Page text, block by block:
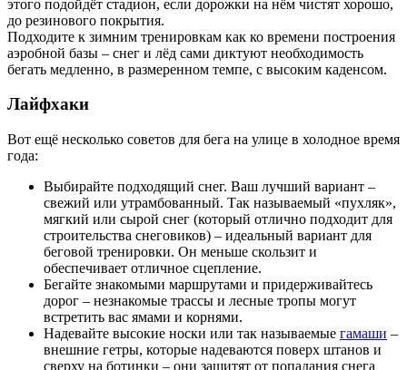
этого подойдёт стадион, если дорожки на нём чистят хорошо,
до резинового покрытия.
Подходите к зимним тренировкам как ко времени построения
аэробной базы – снег и лёд сами диктуют необходимость
бегать медленно, в размеренном темпе, с высоким каденсом.
Лайфхаки
Вот ещё несколько советов для бега на улице в холодное время
года:
Выбирайте подходящий снег. Ваш лучший вариант –
свежий или утрамбованный. Так называемый «пухляк»,
мягкий или сырой снег (который отлично подходит для
строительства снеговиков) – идеальный вариант для
беговой тренировки. Он меньше скользит и
обеспечивает отличное сцепление.
Бегайте знакомыми маршрутами и придерживайтесь
дорог – незнакомые трассы и лесные тропы могут
встретить вас ямами и корнями.
Надевайте высокие носки или так называемые гамаши –
внешние гетры, которые надеваются поверх штанов и
сверху на ботинки – они защитят от попадания снега